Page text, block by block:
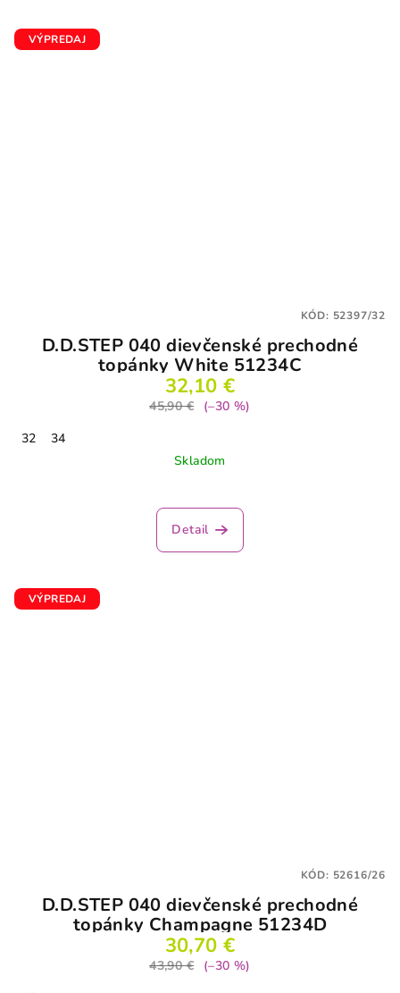
VÝPREDAJ
D.D.STEP 040 dievčenské prechodné
topánky White 51234C
32,10 €
45,90 €
(–30 %)
32
34
Skladom
Detail
KÓD: 52397/32
VÝPREDAJ
D.D.STEP 040 dievčenské prechodné
topánky Champagne 51234D
30,70 €
43,90 €
(–30 %)
KÓD: 52616/26